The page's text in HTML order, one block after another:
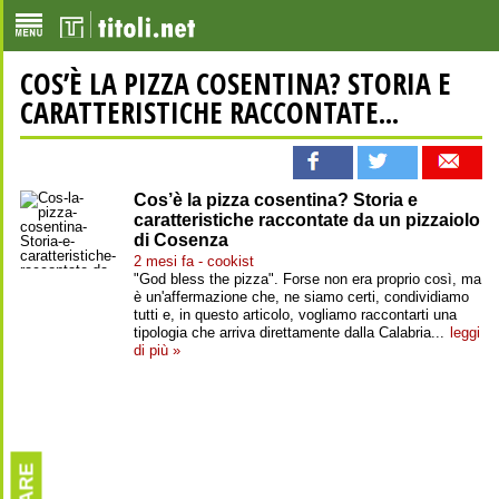
COS’È LA PIZZA COSENTINA? STORIA E
CARATTERISTICHE RACCONTATE...
Cos’è la pizza cosentina? Storia e
caratteristiche raccontate da un pizzaiolo
di Cosenza
2 mesi fa - cookist
"God bless the pizza". Forse non era proprio così, ma
è un'affermazione che, ne siamo certi, condividiamo
tutti e, in questo articolo, vogliamo raccontarti una
tipologia che arriva direttamente dalla Calabria... leggi
di più »